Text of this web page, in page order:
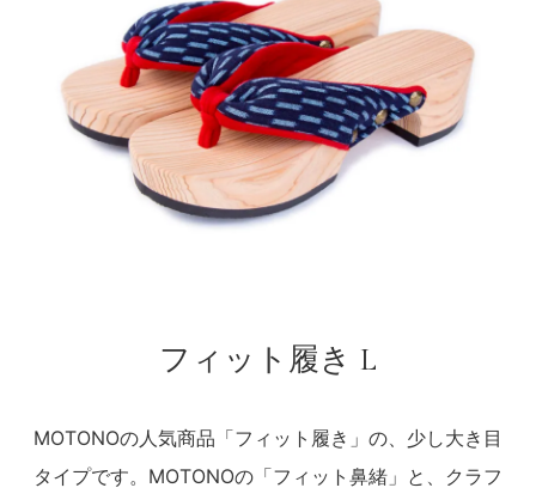
フィット履き L
MOTONOの人気商品「フィット履き」の、少し大き目
タイプです。MOTONOの「フィット鼻緒」と、クラフ